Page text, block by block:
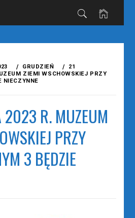
GRUDZIEŃ
21
ZIEMI WSCHOWSKIEJ PRZY
NIECZYNNE
R. MUZEUM
PRZY
3 BĘDZIE